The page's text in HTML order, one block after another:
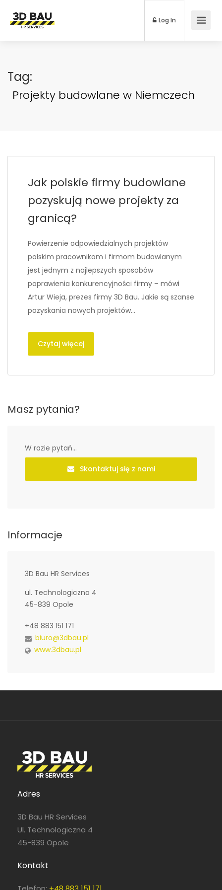
Log In
Tag:
Projekty budowlane w Niemczech
Jak polskie firmy budowlane
pozyskują nowe projekty za
granicą?
Powierzenie odpowiedzialnych projektów
polskim pracownikom i firmom budowlanym
jest jednym z najlepszych sposobów
poprawienia konkurencyjności firmy – mówi
Artur Wieja, prezes firmy 3D Bau. Jakie są szanse
pozyskania nowych projektów…
Czytaj więcej
Masz pytania?
W razie pytań...
Skontaktuj się z nami
Informacje
3D Bau HR Services
ul. Technologiczna 4
45-839 Opole
+48 883 151 171
biuro@3dbau.pl
www.3dbau.pl
Adres
3D Bau HR Services
Ul. Technologiczna 4
45-839 Opole
Kontakt